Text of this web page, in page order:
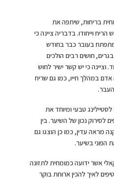
בריחות, שיתפה את
וייחודו. בדבריה ציינה כי
בעובר כבר בחודש
חושים רבים הולכים
וציינה כי יש קשר ישיר לחוש
אדם במהלך חייו, כמו גם שריח
טבעי ומיוחד את
לסירוק נכון של השיער. בין
מראה עדין, כמו כן הוצגו גם
הפוני בשיער.
אשר ידועה כמומחית לתזונה
לאיך להכין ארוחת בוקר